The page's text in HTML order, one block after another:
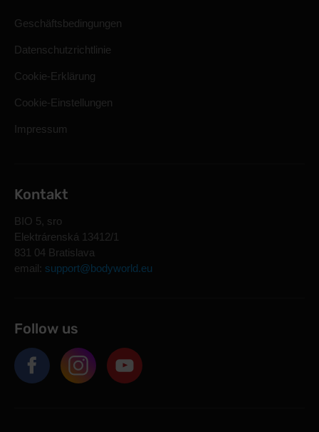
Geschäftsbedingungen
Datenschutzrichtlinie
Cookie-Erklärung
Cookie-Einstellungen
Impressum
Kontakt
BIO 5, sro
Elektrárenská 13412/1
831 04 Bratislava
email: support@bodyworld.eu
Follow us